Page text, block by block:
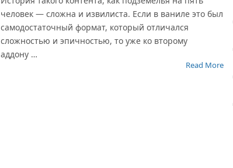
человек — сложна и извилиста. Если в ваниле это был
самодостаточный формат, который отличался
сложностью и эпичностью, то уже ко второму
аддону …
Read More